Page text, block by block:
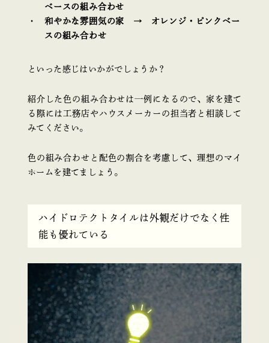
ベースの組み合わせ
和やかな雰囲気の家 → オレンジ・ピンクベー
スの組み合わせ
といった感じはいかがでしょうか？
紹介した色の組み合わせは一例になるので、家を建て
る際には工務店やハウスメーカーの担当者と相談して
みてください。
色の組み合わせと配色の割合を考慮して、理想のマイ
ホームを建てましょう。
ハイドロテクトタイルは外観だけでなく性
能も優れている